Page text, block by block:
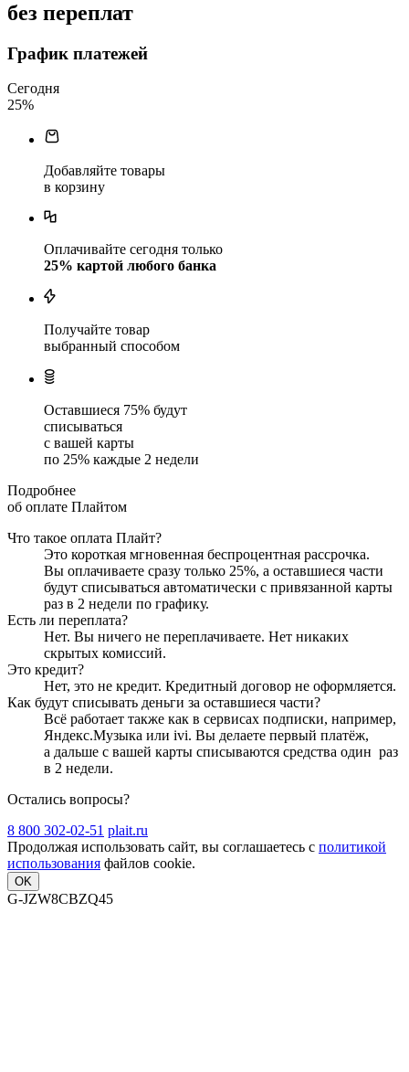
без переплат
График платежей
Сегодня
25%
Добавляйте товары
в корзину
Оплачивайте сегодня только
25% картой любого банка
Получайте товар
выбранный способом
Оставшиеся 75% будут
списываться
с вашей карты
по 25% каждые 2 недели
Подробнее
об оплате Плайтом
Что такое оплата Плайт?
Это короткая мгновенная беспроцентная рассрочка.
Вы оплачиваете сразу только 25%, а оставшиеся части
будут списываться автоматически с привязанной карты
раз в 2 недели по графику.
Есть ли переплата?
Нет. Вы ничего не переплачиваете. Нет никаких
скрытых комиссий.
Это кредит?
Нет, это не кредит. Кредитный договор не оформляется.
Как будут списывать деньги за оставшиеся части?
Всё работает также как в сервисах подписки, например,
Яндекс.Музыка или ivi. Вы делаете первый платёж,
а дальше с вашей карты списываются средства один раз
в 2 недели.
Остались вопросы?
8 800 302-02-51 plait.ru
Продолжая использовать сайт, вы соглашаетесь с политикой
использования файлов cookie.
OK
G-JZW8CBZQ45